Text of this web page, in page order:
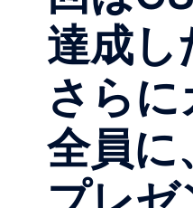
達成し
さら
全員に